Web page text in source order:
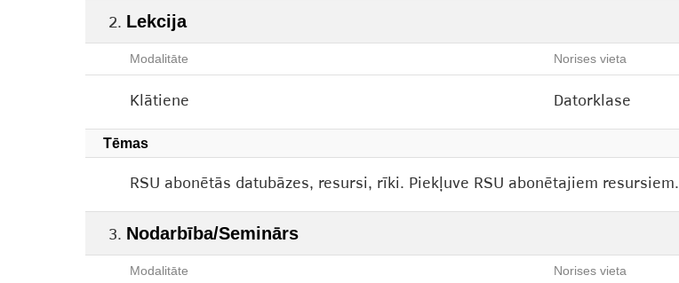
Lekcija
Modalitāte Norises vieta
Klātiene Datorklase
Tēmas
RSU abonētās datubāzes, resursi, rīki. Piekļuve RSU abonētajiem resursiem.
Nodarbība/Seminārs
Modalitāte Norises vieta